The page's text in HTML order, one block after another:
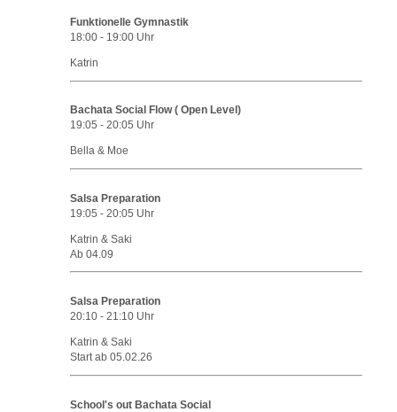
Funktionelle Gymnastik
18:00 - 19:00 Uhr
Katrin
Bachata Social Flow ( Open Level)
19:05 - 20:05 Uhr
Bella & Moe
Salsa Preparation
19:05 - 20:05 Uhr
Katrin & Saki
Ab 04.09
Salsa Preparation
20:10 - 21:10 Uhr
Katrin & Saki
Start ab 05.02.26
School's out Bachata Social